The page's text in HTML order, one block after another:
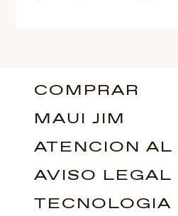
COMPRAR
MAUI JIM
ATENCIÓN
AVISO LEGAL
TECNOLOGÍA